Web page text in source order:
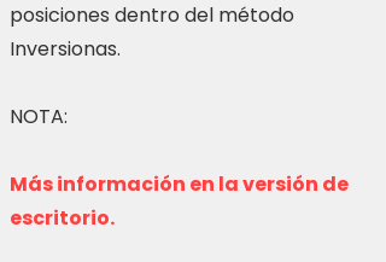
posiciones dentro del método
Inversionas.
NOTA:
Más información en la versión de
escritorio.